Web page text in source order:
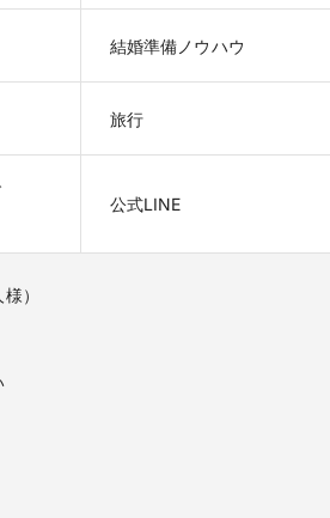
結婚準備ノウハウ
旅行
公式LINE
）